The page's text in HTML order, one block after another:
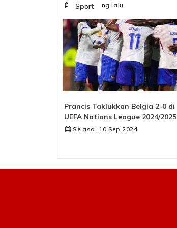
1 year yang lalu
Sport
Prancis Taklukkan Belgia 2-0 di
UEFA Nations League 2024/2025
Selasa, 10 Sep 2024